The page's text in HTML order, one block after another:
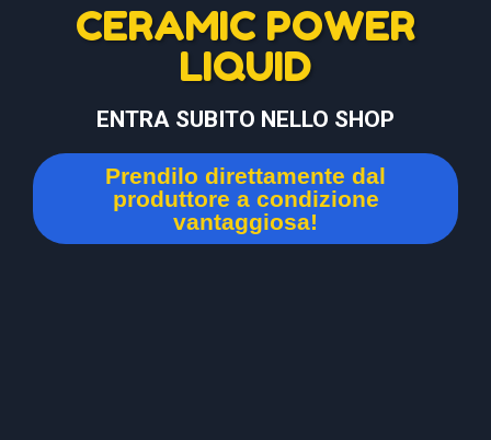
CERAMIC POWER
LIQUID
ENTRA SUBITO NELLO SHOP
Prendilo direttamente dal
produttore a condizione
vantaggiosa!